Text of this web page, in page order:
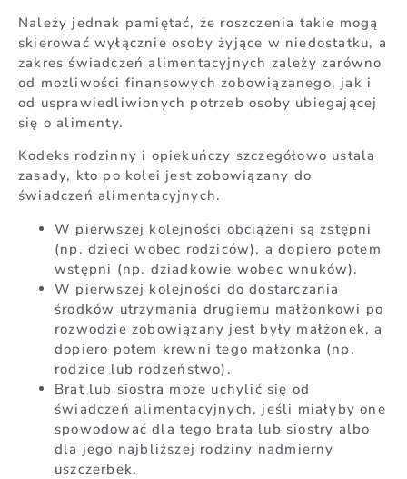
Należy jednak pamiętać, że roszczenia takie mogą
skierować wyłącznie osoby żyjące w niedostatku, a
zakres świadczeń alimentacyjnych zależy zarówno
od możliwości finansowych zobowiązanego, jak i
od usprawiedliwionych potrzeb osoby ubiegającej
się o alimenty.
Kodeks rodzinny i opiekuńczy szczegółowo ustala
zasady, kto po kolei jest zobowiązany do
świadczeń alimentacyjnych.
W pierwszej kolejności obciążeni są zstępni
(np. dzieci wobec rodziców), a dopiero potem
wstępni (np. dziadkowie wobec wnuków).
W pierwszej kolejności do dostarczania
środków utrzymania drugiemu małżonkowi po
rozwodzie zobowiązany jest były małżonek, a
dopiero potem krewni tego małżonka (np.
rodzice lub rodzeństwo).
Brat lub siostra może uchylić się od
świadczeń alimentacyjnych, jeśli miałyby one
spowodować dla tego brata lub siostry albo
dla jego najbliższej rodziny nadmierny
uszczerbek.